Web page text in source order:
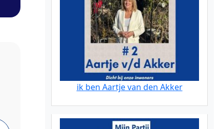
ik ben Aartje van den Akker